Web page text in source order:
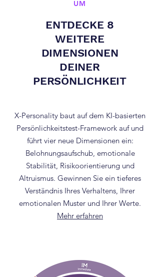
UM
ENTDECKE 8
WEITERE
DIMENSIONEN
DEINER
PERSÖNLICHKEIT
X-Personality baut auf dem KI-basierten
Persönlichkeitstest-Framework auf und
führt vier neue Dimensionen ein:
Belohnungsaufschub, emotionale
Stabilität, Risikoorientierung und
Altruismus. Gewinnen Sie ein tieferes
Verständnis Ihres Verhaltens, Ihrer
emotionalen Muster und Ihrer Werte.
Mehr erfahren